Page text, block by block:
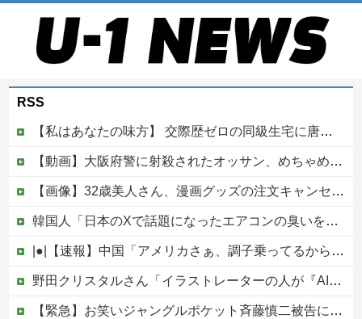
RSS
【私はあなたの味方】 交際歴ゼロの同級生宅に唐揚げや文庫本を20回以上届けた24歳女を逮捕
【動画】大阪府警に射殺されたオッサン、めちゃめちゃ苦しそうに死ぬ
【画像】32歳美人さん、漫画グッズの注文キャンセルを43億円分繰り返しまくり逮捕
韓国人「日本のXで話題になったエアコンの臭いを消す方法をご覧ください」→「これマジ？」
|●|【速報】中国「アメリカさぁ、調子乗ってるからお前らが頼ってる軍用中国ドローン輸出禁止するわw」
野田クリスタルさん「イラストレーターの人が『AIに仕事を奪われる』って言ってるけど、あなた達は"仕事を奪う側"じゃない？」他
【緊急】お笑いジャングルポケット斉藤慎二被告に懲役7年の求刑←これ…